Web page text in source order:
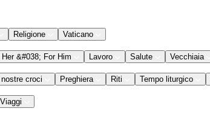
Religione Vaticano
Her &#038; For Him Lavoro Salute Vecchiaia
nostre croci Preghiera Riti Tempo liturgico
Viaggi